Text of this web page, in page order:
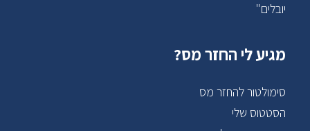
יובלים"
מגיע לי החזר מס?
סימולטור להחזר מס
הסטטוס שלי